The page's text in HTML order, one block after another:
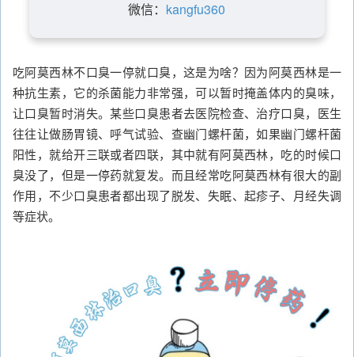
微信： kangfu360
吃阿莫西林不口臭一停就口臭，这是为啥？因为阿莫西林是一
种抗生素，它的杀菌能力非常强，可以暂时掩盖体内的臭味，
让口臭暂时消失。某些口臭患者去医院检查、治疗口臭，医生
往往让做肠胃镜、呼气试验、查幽门螺杆菌，如果幽门螺杆菌
阳性，就给开三联或者四联，其中就有阿莫西林，吃的时候口
臭没了，但是一停药就复发。而且经常吃阿莫西林有很大的副
作用，不少口臭患者都出现了脱发、失眠、起疹子、月经失调
等症状。